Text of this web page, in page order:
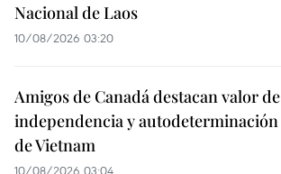
Nacional de Laos
10/08/2026 03:20
Amigos de Canadá destacan valor de
independencia y autodeterminación
de Vietnam
10/08/2026 03:04